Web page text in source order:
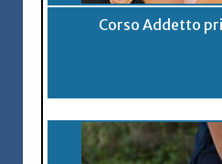
Corso Addetto